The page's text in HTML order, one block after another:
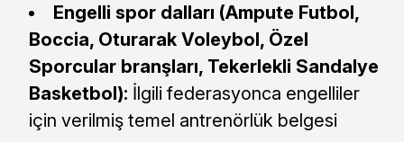
Engelli spor dalları (Ampute Futbol,
Boccia, Oturarak Voleybol, Özel
Sporcular branşları, Tekerlekli Sandalye
Basketbol): İlgili federasyonca engelliler
için verilmiş temel antrenörlük belgesi